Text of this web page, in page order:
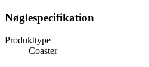
Nøglespecifikation
Produkttype
Coaster